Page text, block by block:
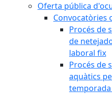
Oferta pública
Convocatòries
Procés de
de
laboral fix
Procés de
aquàtics